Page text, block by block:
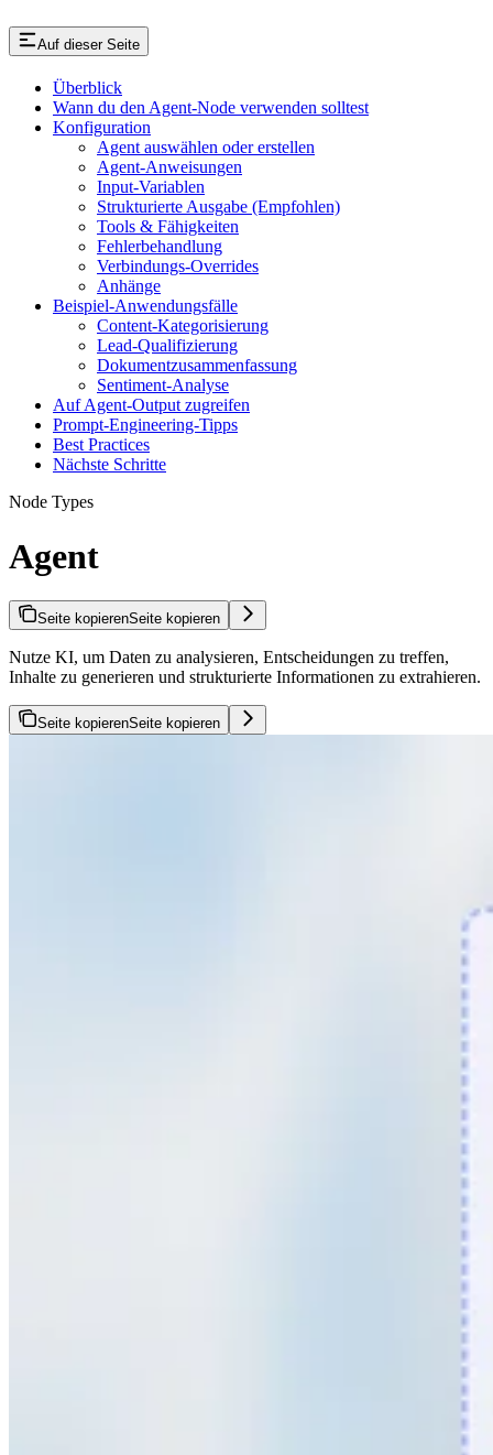
Auf dieser Seite
Überblick
Wann du den Agent-Node verwenden solltest
Konfiguration
Agent auswählen oder erstellen
Agent-Anweisungen
Input-Variablen
Strukturierte Ausgabe (Empfohlen)
Tools & Fähigkeiten
Fehlerbehandlung
Verbindungs-Overrides
Anhänge
Beispiel-Anwendungsfälle
Content-Kategorisierung
Lead-Qualifizierung
Dokumentzusammenfassung
Sentiment-Analyse
Auf Agent-Output zugreifen
Prompt-Engineering-Tipps
Best Practices
Nächste Schritte
Node Types
Agent
Seite kopierenSeite kopieren
Nutze KI, um Daten zu analysieren, Entscheidungen zu treffen,
Inhalte zu generieren und strukturierte Informationen zu extrahieren.
Seite kopierenSeite kopieren